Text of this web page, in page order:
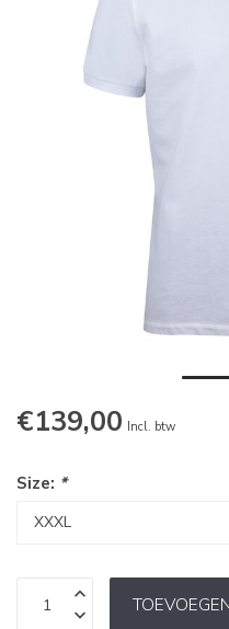
€139,00 Incl. btw
Size: *